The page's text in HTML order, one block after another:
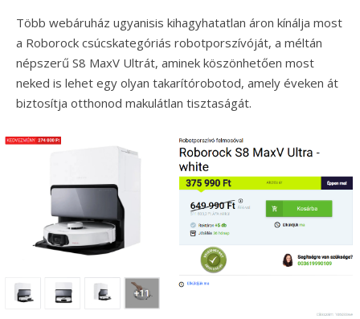
Több webáruház ugyanisis kihagyhatatlan áron kínálja most
a Roborock csúcskategóriás robotporszívóját, a méltán
népszerű S8 MaxV Ultrát, aminek köszönhetően most
neked is lehet egy olyan takarítórobotod, amely éveken át
biztosítja otthonod makulátlan tisztaságát.